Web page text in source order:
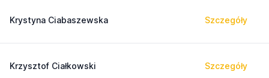
Krystyna Ciabaszewska Szczegóły
Krzysztof Ciałkowski Szczegóły